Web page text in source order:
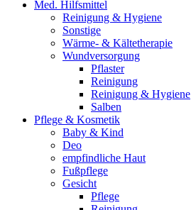
Med. Hilfsmittel
Reinigung & Hygiene
Sonstige
Wärme- & Kältetherapie
Wundversorgung
Pflaster
Reinigung
Reinigung & Hygiene
Salben
Pflege & Kosmetik
Baby & Kind
Deo
empfindliche Haut
Fußpflege
Gesicht
Pflege